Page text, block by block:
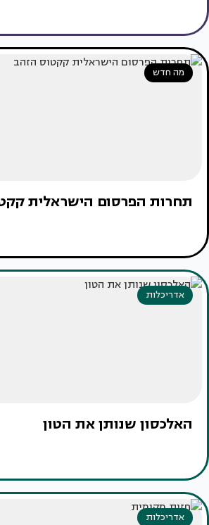
מה חדש
תחרות הפרסום הישראלית
אדריכלות
האלכסון שנותן את הטון
אדריכלות